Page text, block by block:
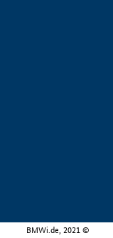
BMWi.de, 2021 ©